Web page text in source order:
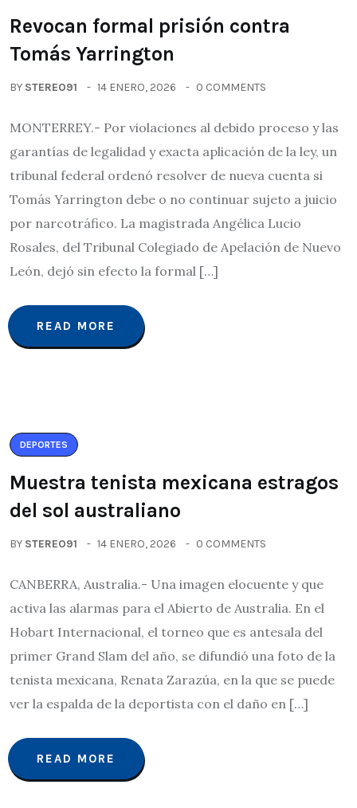
Revocan formal prisión contra
Tomás Yarrington
BY STEREO91 14 ENERO, 2026 0 COMMENTS
MONTERREY.- Por violaciones al debido proceso y las
garantías de legalidad y exacta aplicación de la ley, un
tribunal federal ordenó resolver de nueva cuenta si
Tomás Yarrington debe o no continuar sujeto a juicio
por narcotráfico. La magistrada Angélica Lucio
Rosales, del Tribunal Colegiado de Apelación de Nuevo
León, dejó sin efecto la formal […]
READ MORE
DEPORTES
Muestra tenista mexicana estragos
del sol australiano
BY STEREO91 14 ENERO, 2026 0 COMMENTS
CANBERRA, Australia.- Una imagen elocuente y que
activa las alarmas para el Abierto de Australia. En el
Hobart Internacional, el torneo que es antesala del
primer Grand Slam del año, se difundió una foto de la
tenista mexicana, Renata Zarazúa, en la que se puede
ver la espalda de la deportista con el daño en […]
READ MORE